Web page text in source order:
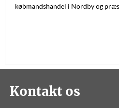
købmandshandel i Nordby og
Kontakt os